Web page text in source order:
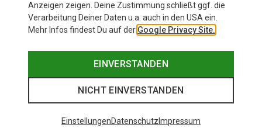
Anzeigen zeigen. Deine Zustimmung schließt ggf. die
Verarbeitung Deiner Daten u.a. auch in den USA ein.
Mehr Infos findest Du auf der Google Privacy Site.
EINVERSTANDEN
NICHT EINVERSTANDEN
EinstellungenDatenschutz Impressum